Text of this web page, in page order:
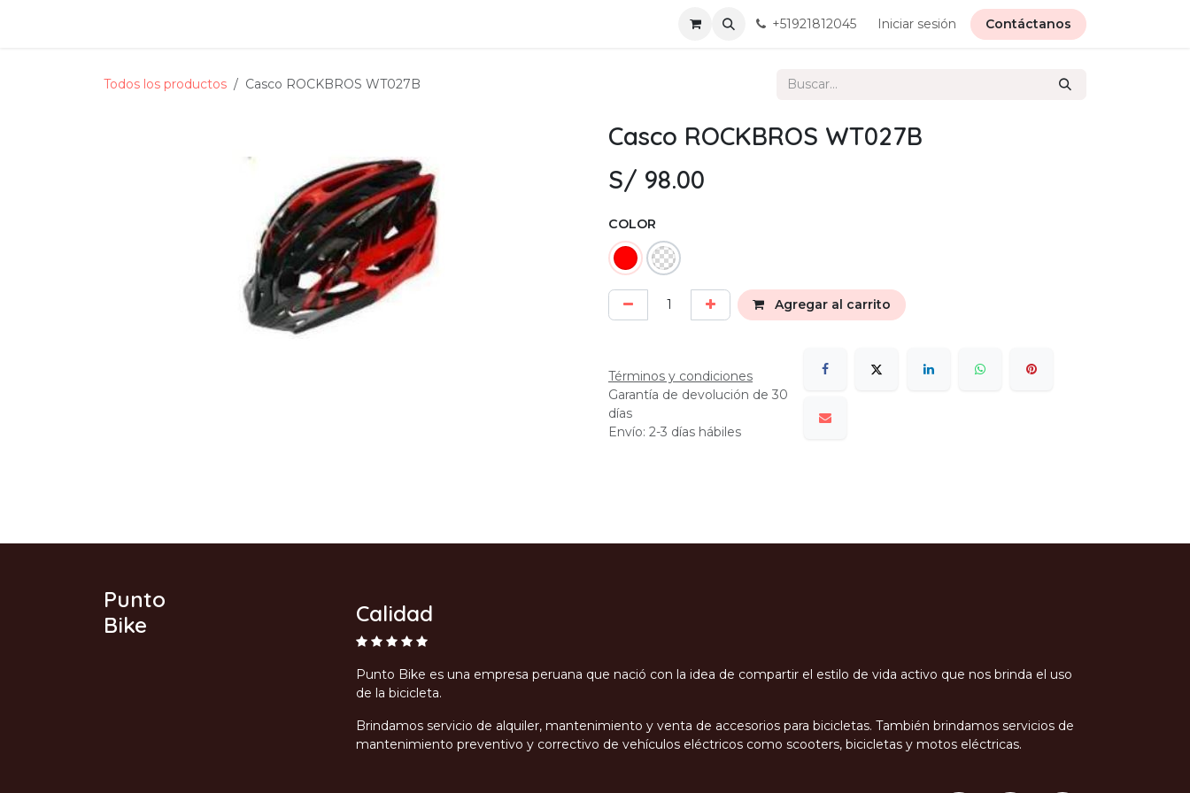
+51921812045 Iniciar sesión Contáctanos
Todos los productos Casco ROCKBROS WT027B
Casco ROCKBROS WT027B
S/ 98.00
COLOR
Agregar al carrito
Términos y condiciones
Garantía de devolución de 30
días
Envío: 2-3 días hábiles
Punto
Bike
Calidad
Punto Bike es una empresa peruana que nació con la idea de compartir el estilo de vida activo que nos brinda el uso
de la bicicleta.
Brindamos servicio de alquiler, mantenimiento y venta de accesorios para bicicletas. También brindamos servicios de
mantenimiento preventivo y correctivo de vehículos eléctricos como scooters, bicicletas y motos eléctricas.